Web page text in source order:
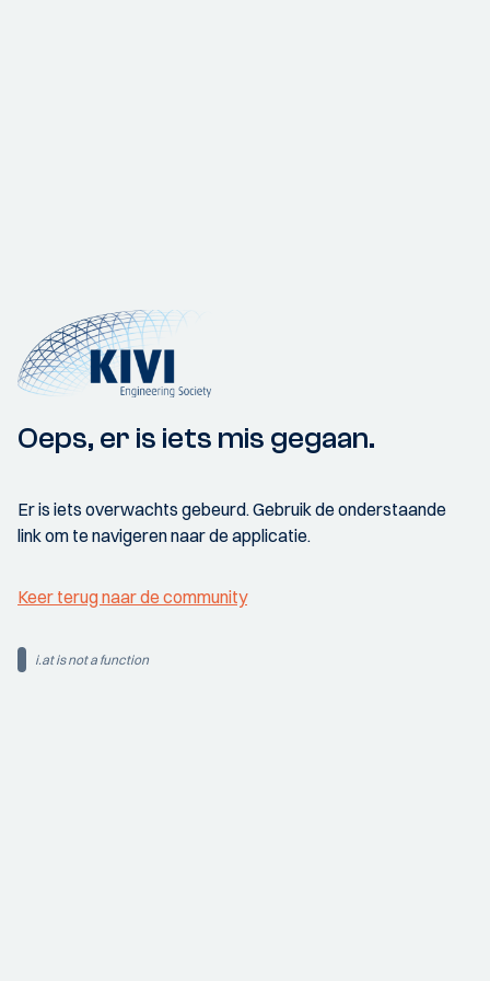
Oeps, er is iets mis gegaan.
Er is iets overwachts gebeurd. Gebruik de onderstaande
link om te navigeren naar de applicatie.
Keer terug naar de community
i.at is not a function